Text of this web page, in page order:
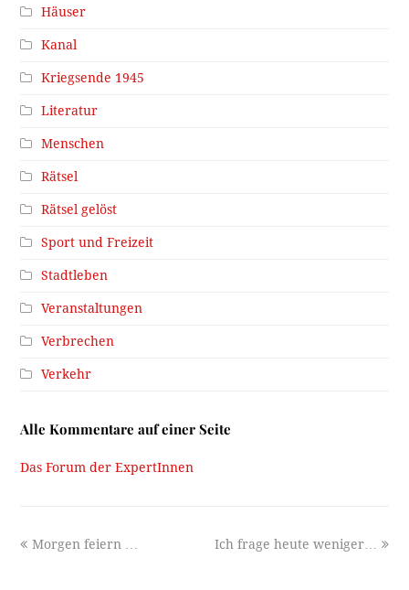
Häuser
Kanal
Kriegsende 1945
Literatur
Menschen
Rätsel
Rätsel gelöst
Sport und Freizeit
Stadtleben
Veranstaltungen
Verbrechen
Verkehr
Alle Kommentare auf einer Seite
Das Forum der ExpertInnen
previous
Morgen feiern …
next
Ich frage heute weniger…